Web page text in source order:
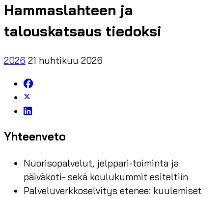
Hammaslahteen ja
talouskatsaus tiedoksi
2026 21 huhtikuu 2026
Yhteenveto
Nuorisopalvelut, jelppari-toiminta ja
päiväkoti- sekä koulukummit esiteltiin
Palveluverkkoselvitys etenee: kuulemiset